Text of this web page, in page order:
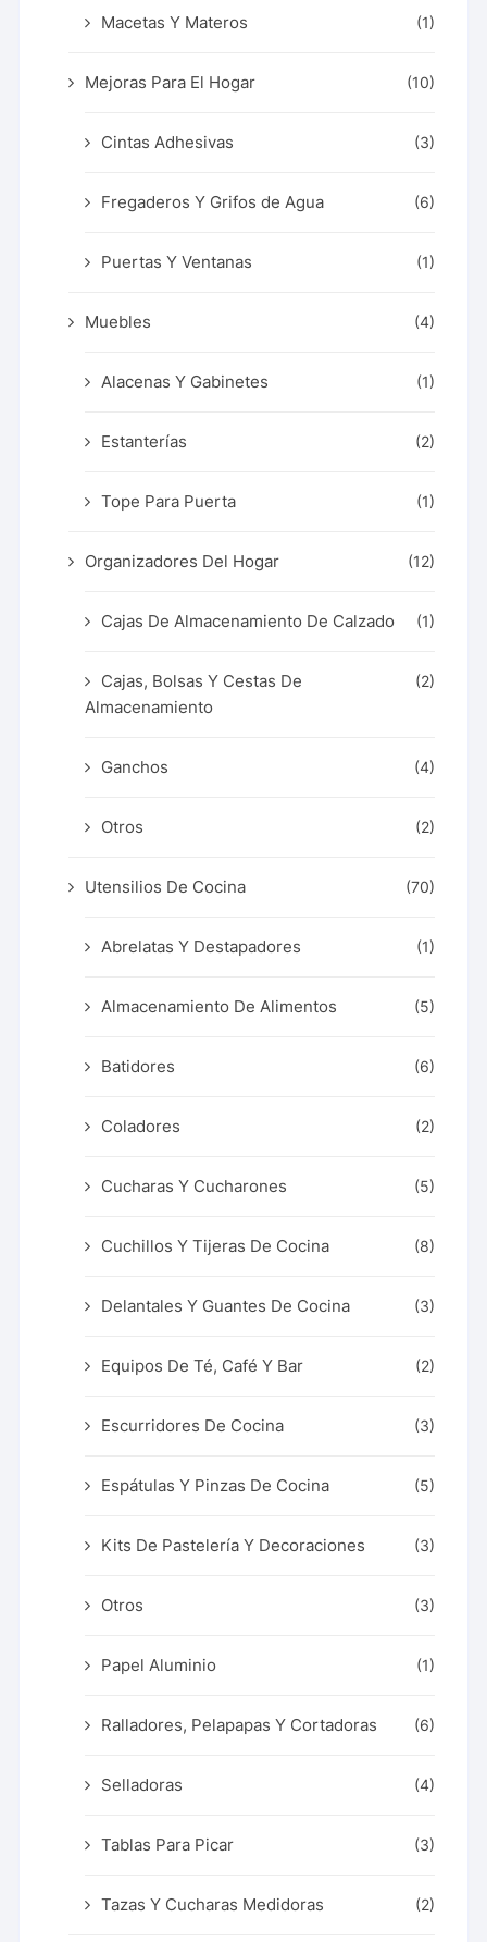
Macetas Y Materos (1)
Mejoras Para El Hogar (10)
Cintas Adhesivas (3)
Fregaderos Y Grifos de Agua (6)
Puertas Y Ventanas (1)
Muebles (4)
Alacenas Y Gabinetes (1)
Estanterías (2)
Tope Para Puerta (1)
Organizadores Del Hogar (12)
Cajas De Almacenamiento De Calzado (1)
Cajas, Bolsas Y Cestas De
Almacenamiento
(2)
Ganchos (4)
Otros (2)
Utensilios De Cocina (70)
Abrelatas Y Destapadores (1)
Almacenamiento De Alimentos (5)
Batidores (6)
Coladores (2)
Cucharas Y Cucharones (5)
Cuchillos Y Tijeras De Cocina (8)
Delantales Y Guantes De Cocina (3)
Equipos De Té, Café Y Bar (2)
Escurridores De Cocina (3)
Espátulas Y Pinzas De Cocina (5)
Kits De Pastelería Y Decoraciones (3)
Otros (3)
Papel Aluminio (1)
Ralladores, Pelapapas Y Cortadoras (6)
Selladoras (4)
Tablas Para Picar (3)
Tazas Y Cucharas Medidoras (2)